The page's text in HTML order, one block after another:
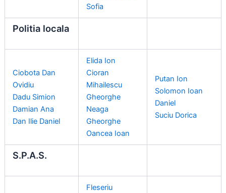
Sofia
Politia locala
Ciobota Dan
Ovidiu
Dadu Simion
Damian Ana
Dan Ilie Daniel
Elida Ion
Cioran
Mihailescu
Gheorghe
Neaga
Gheorghe
Oancea Ioan
Putan Ion
Solomon Ioan
Daniel
Suciu Dorica
S.P.A.S.
Fleseriu